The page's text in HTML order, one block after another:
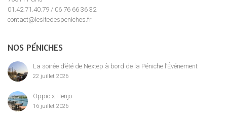
01.42.71.40.79 / 06 76 66 36 32
contact@lesitedespeniches.fr
NOS PÉNICHES
La soirée d’été de Nextep à bord de la Péniche l’Événement
22 juillet 2026
Oppic x Henjo
16 juillet 2026